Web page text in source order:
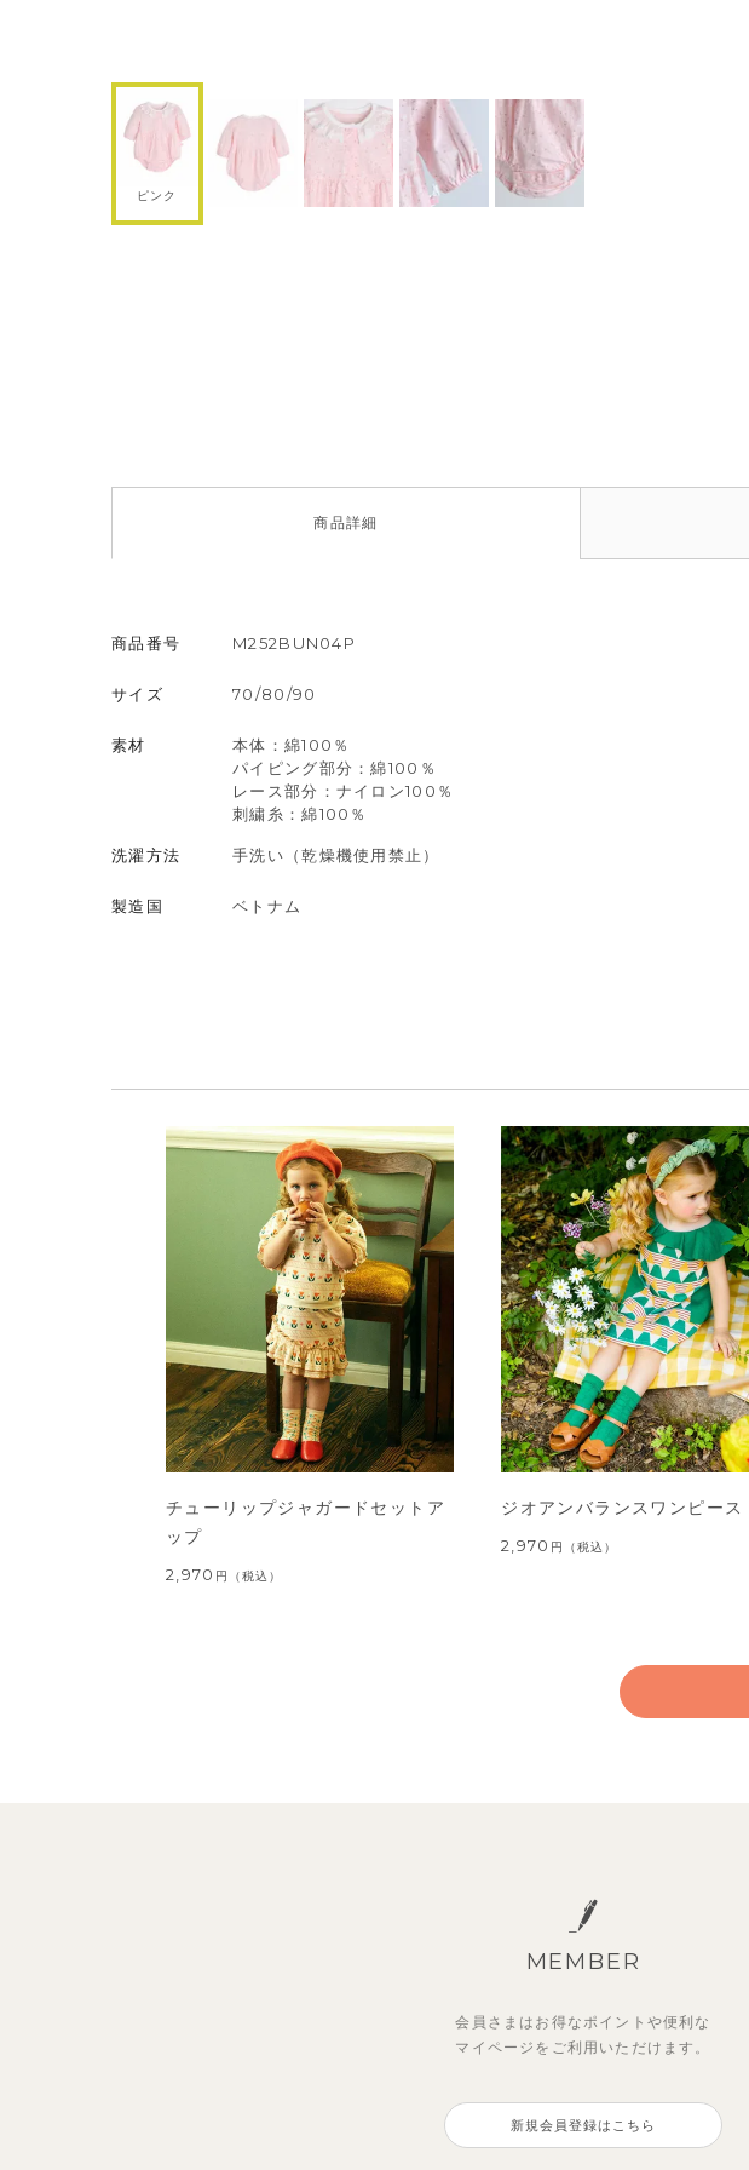
ピンク
商品詳細
商品番号 M252BUN04P
サイズ 70/80/90
素材
本体：綿100％
パイピング部分：綿100％
レース部分：ナイロン100％
刺繍糸：綿100％
洗濯方法 手洗い（乾燥機使用禁止）
製造国 ベトナム
チューリップジャガードセットア
ップ
2,970 円 （税込）
ジオアンバランスワンピース
2,970 円 （税込）
ドパンツ
2,970円（税込）
MEMBER
会員さまはお得なポイントや便利な
マイページを ご利用いただけます。
新規会員登録はこちら